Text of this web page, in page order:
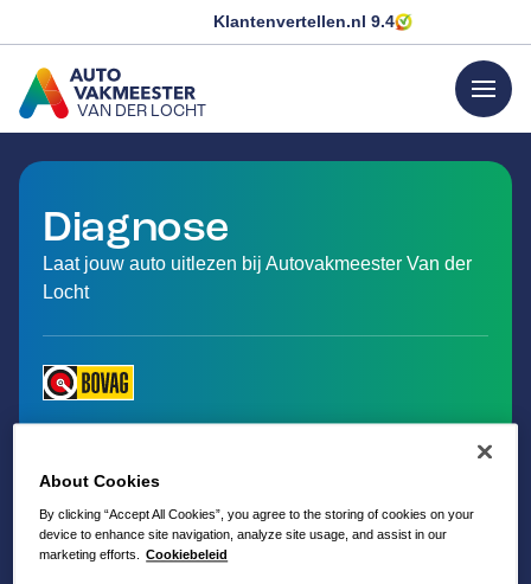
Klantenvertellen.nl 9.4
VAN DER LOCHT
GA NAAR DE HOMEPAGINA
menu
Diagnose
Laat jouw auto uitlezen bij Autovakmeester Van der
Locht
About Cookies
By clicking “Accept All Cookies”, you agree to the storing of cookies on your
device to enhance site navigation, analyze site usage, and assist in our
marketing efforts.
Cookiebeleid